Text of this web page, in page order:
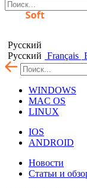
Русский
Русский Français
WINDOWS
MAC OS
LINUX
IOS
ANDROID
Новости
Статьи и